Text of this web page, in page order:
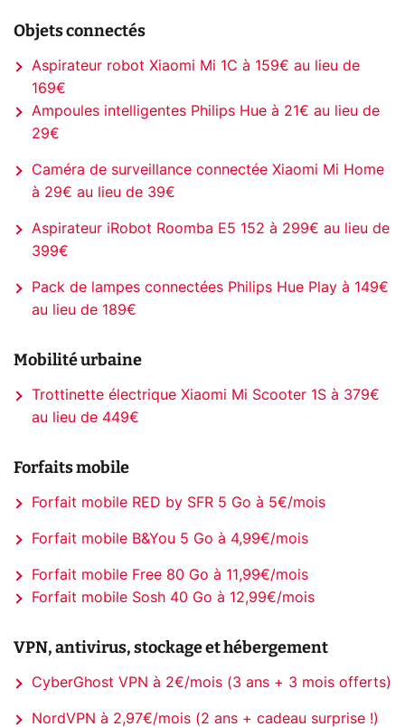
Objets connectés
Aspirateur robot Xiaomi Mi 1C à 159€ au lieu de
169€
Ampoules intelligentes Philips Hue à 21€ au lieu de
29€
Caméra de surveillance connectée Xiaomi Mi Home
à 29€ au lieu de 39€
Aspirateur iRobot Roomba E5 152 à 299€ au lieu de
399€
Pack de lampes connectées Philips Hue Play à 149€
au lieu de 189€
Mobilité urbaine
Trottinette électrique Xiaomi Mi Scooter 1S à 379€
au lieu de 449€
Forfaits mobile
Forfait mobile RED by SFR 5 Go à 5€/mois
Forfait mobile B&You 5 Go à 4,99€/mois
Forfait mobile Free 80 Go à 11,99€/mois
Forfait mobile Sosh 40 Go à 12,99€/mois
VPN, antivirus, stockage et hébergement
CyberGhost VPN à 2€/mois (3 ans + 3 mois offerts)
NordVPN à 2,97€/mois (2 ans + cadeau surprise !)